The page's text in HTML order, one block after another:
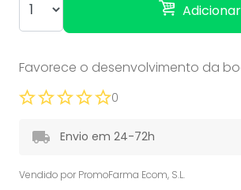
Adicionar
Favorece o desenvolvimento da
0
Envio em 24-72h
Vendido por PromoFarma Ecom, S.L.